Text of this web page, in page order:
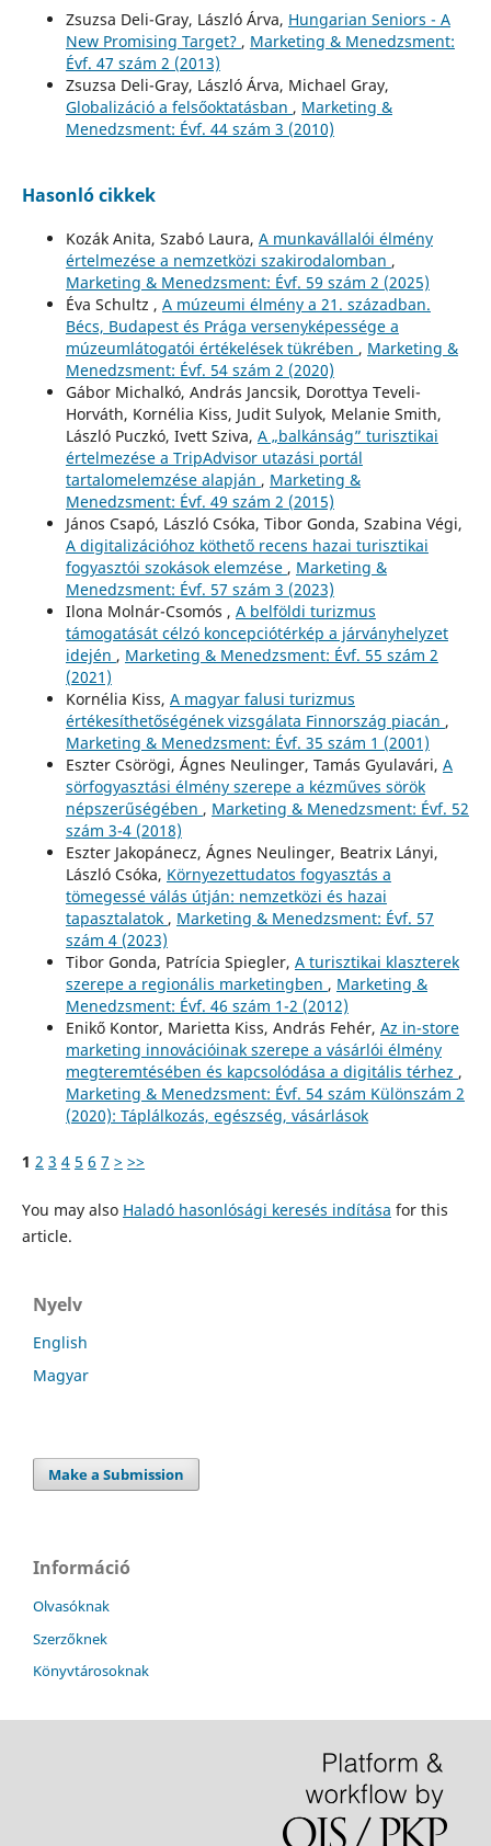
Zsuzsa Deli-Gray, László Árva, Hungarian Seniors - A
New Promising Target? , Marketing & Menedzsment:
Évf. 47 szám 2 (2013)
Zsuzsa Deli-Gray, László Árva, Michael Gray,
Globalizáció a felsőoktatásban , Marketing &
Menedzsment: Évf. 44 szám 3 (2010)
Hasonló cikkek
Kozák Anita, Szabó Laura, A munkavállalói élmény
értelmezése a nemzetközi szakirodalomban ,
Marketing & Menedzsment: Évf. 59 szám 2 (2025)
Éva Schultz , A múzeumi élmény a 21. században.
Bécs, Budapest és Prága versenyképessége a
múzeumlátogatói értékelések tükrében , Marketing &
Menedzsment: Évf. 54 szám 2 (2020)
Gábor Michalkó, András Jancsik, Dorottya Teveli-
Horváth, Kornélia Kiss, Judit Sulyok, Melanie Smith,
László Puczkó, Ivett Sziva, A „balkánság” turisztikai
értelmezése a TripAdvisor utazási portál
tartalomelemzése alapján , Marketing &
Menedzsment: Évf. 49 szám 2 (2015)
János Csapó, László Csóka, Tibor Gonda, Szabina Végi,
A digitalizációhoz köthető recens hazai turisztikai
fogyasztói szokások elemzése , Marketing &
Menedzsment: Évf. 57 szám 3 (2023)
Ilona Molnár-Csomós , A belföldi turizmus
támogatását célzó koncepciótérkép a járványhelyzet
idején , Marketing & Menedzsment: Évf. 55 szám 2
(2021)
Kornélia Kiss, A magyar falusi turizmus
értékesíthetőségének vizsgálata Finnország piacán ,
Marketing & Menedzsment: Évf. 35 szám 1 (2001)
Eszter Csörögi, Ágnes Neulinger, Tamás Gyulavári, A
sörfogyasztási élmény szerepe a kézműves sörök
népszerűségében , Marketing & Menedzsment: Évf. 52
szám 3-4 (2018)
Eszter Jakopánecz, Ágnes Neulinger, Beatrix Lányi,
László Csóka, Környezettudatos fogyasztás a
tömegessé válás útján: nemzetközi és hazai
tapasztalatok , Marketing & Menedzsment: Évf. 57
szám 4 (2023)
Tibor Gonda, Patrícia Spiegler, A turisztikai klaszterek
szerepe a regionális marketingben , Marketing &
Menedzsment: Évf. 46 szám 1-2 (2012)
Enikő Kontor, Marietta Kiss, András Fehér, Az in-store
marketing innovációinak szerepe a vásárlói élmény
megteremtésében és kapcsolódása a digitális térhez ,
Marketing & Menedzsment: Évf. 54 szám Különszám 2
(2020): Táplálkozás, egészség, vásárlások
1 2 3 4 5 6 7 > >>
You may also Haladó hasonlósági keresés indítása for this
article.
Nyelv
English
Magyar
Make a Submission
Információ
Olvasóknak
Szerzőknek
Könyvtárosoknak